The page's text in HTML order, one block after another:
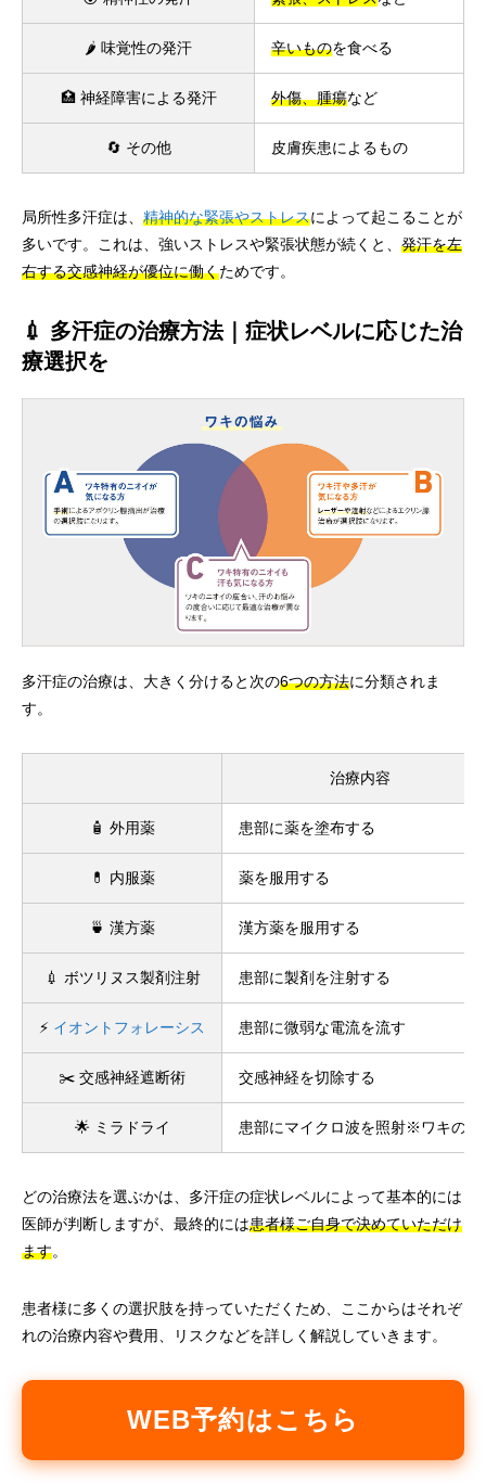
🌶️ 味覚性の発汗 辛いものを食べる
🏥 神経障害による発汗 外傷、腫瘍など
🔄 その他 皮膚疾患によるもの
局所性多汗症は、 精神的な緊張やストレスによって起こることが
多いです。これは、強いストレスや緊張状態が続くと、 発汗を左
右する交感神経が優位に働くためです。
💉 多汗症の治療方法｜症状レベルに応じた治
療選択を
多汗症の治療は、大きく分けると次の6つの方法に分類されま
す。
治療内容
🧴 外用薬 患部に薬を塗布する
💊 内服薬 薬を服用する
🍵 漢方薬 漢方薬を服用する
💉 ボツリヌス製剤注射 患部に製剤を注射する
⚡ イオントフォレーシス 患部に微弱な電流を流す
✂️ 交感神経遮断術 交感神経を切除する
🌟 ミラドライ 患部にマイクロ波を照射※ワキのみ
どの治療法を選ぶかは、多汗症の症状レベルによって基本的には
医師が判断しますが、最終的には患者様ご自身で決めていただけ
ます。
患者様に多くの選択肢を持っていただくため、ここからはそれぞ
れの治療内容や費用、リスクなどを詳しく解説していきます。
WEB予約はこちら